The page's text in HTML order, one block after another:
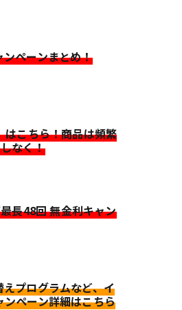
ペーンまとめ！
こちら！商品は頻繁
なく！
長48回 無金利キャン
プログラムなど、イ
ペーン詳細はこちら